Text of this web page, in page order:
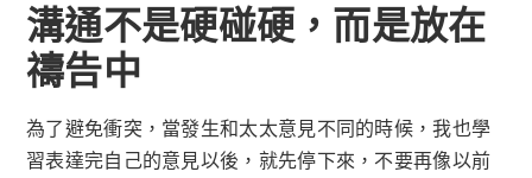
溝通不是硬碰硬，而是放在
禱告中
為了避免衝突，當發生和太太意見不同的時候，我也學
習表達完自己的意見以後，就先停下來，不要再像以前